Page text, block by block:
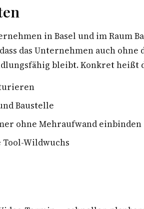
in Basel und im Raum
das Unternehmen auch ohne
bleibt. Konkret heißt
Baustelle
ohne Mehraufwand einbinden
Wildwuchs